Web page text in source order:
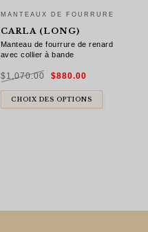
MANTEAUX DE FOURRURE
CARLA (LONG)
Manteau de fourrure de renard
avec collier à bande
$1,070.00
Le
prix
était :
$1,070.00.
$880.00prix
est :
$880.00.
CHOIX DES OPTIONS